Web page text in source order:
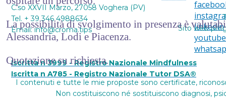
La possibilità di svolgimento in presenza è
Alessandria, Lodi e Piacenza.
Quotazione su richiesta.
linkedin
youtube
C.so XXVII Marzo, 27058 Voghera (PV)
Tel. + 39 346 4988634
Email: info@croma.tips
Iscritta n 3999 - Registro Nazionale Mindfulness
Iscritta n A785 - Registro Nazionale Tutor DSA®
Sito web
I contenuti e tutte le mie proposte sono certificate,
Non costituiscono né sostituiscono diagnosi,